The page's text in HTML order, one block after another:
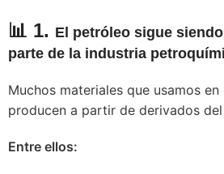
📊 1. El petróleo sigue
parte de la industria
Muchos materiales que usamos
producen a partir de derivados
Entre ellos: